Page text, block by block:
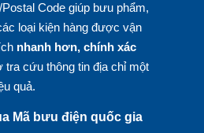
Code giúp bưu phẩm,
loại kiện hàng được vận
nhanh hơn, chính xác
tra cứu thông tin địa chỉ một
quả.
Mã bưu điện quốc gia